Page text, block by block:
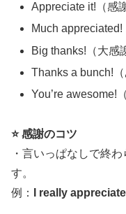
Appreciate it!（感
Much appreciated!
Big thanks!（大感
Thanks a bunch!（
You’re awesome!
⭐ 感謝のコツ
・言いっぱなしで終わ
す。
例：
I really